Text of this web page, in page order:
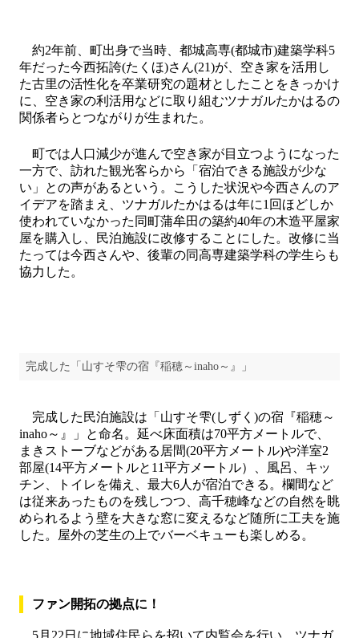
約2年前、町出身で当時、都城高専(都城市)建築学科5
年だった今西拓誇(たくほ)さん(21)が、空き家を活用し
た古里の活性化を卒業研究の題材としたことをきっかけ
に、空き家の利活用などに取り組むツナガルたかはるの
関係者らとつながりが生まれた。
町では人口減少が進んで空き家が目立つようになった
一方で、訪れた観光客らから「宿泊できる施設が少な
い」との声があるという。こうした状況や今西さんのア
イデアを踏まえ、ツナガルたかはるは年に1回ほどしか
使われていなかった同町蒲牟田の築約40年の木造平屋家
屋を購入し、民泊施設に改修することにした。改修に当
たっては今西さんや、後輩の同高専建築学科の学生らも
協力した。
完成した「山すそ雫の宿『稲穂～inaho～』」
完成した民泊施設は「山すそ雫(しずく)の宿『稲穂～
inaho～』」と命名。延べ床面積は70平方メートルで、
まきストーブなどがある居間(20平方メートル)や洋室2
部屋(14平方メートルと11平方メートル）、風呂、キッ
チン、トイレを備え、最大6人が宿泊できる。欄間など
は従来あったものを残しつつ、高千穂峰などの自然を眺
められるよう壁を大きな窓に変えるなど随所に工夫を施
した。屋外の芝生の上でバーベキューも楽しめる。
ファン開拓の拠点に！
5月22日に地域住民らを招いて内覧会を行い、ツナガ